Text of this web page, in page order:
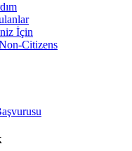
İçin
Citizens